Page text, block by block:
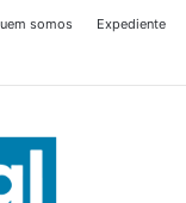
somos Expediente